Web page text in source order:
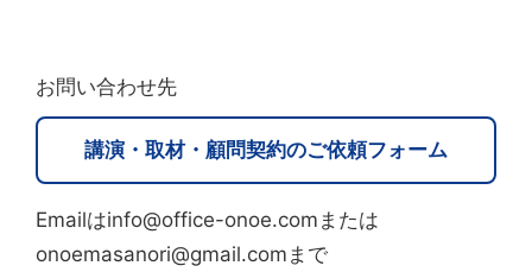
お問い合わせ先
講演・取材・顧問契約のご依頼フォーム
Emailはinfo@office-onoe.comまたは
onoemasanori@gmail.comまで